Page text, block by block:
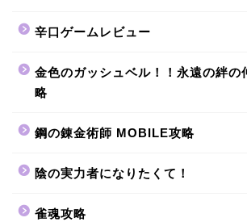
辛口ゲームレビュー
金色のガッシュベル！！永遠の絆の
略
鋼の錬金術師 MOBILE攻略
陰の実力者になりたくて！
雀魂攻略